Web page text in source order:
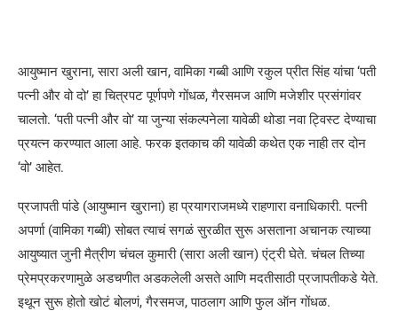
आयुष्मान खुराना, सारा अली खान, वामिका गब्बी आणि रकुल प्रीत सिंह यांचा ‘पती
पत्नी और वो दो’ हा चित्रपट पूर्णपणे गोंधळ, गैरसमज आणि मजेशीर प्रसंगांवर
चालतो. ‘पती पत्नी और वो’ या जुन्या संकल्पनेला यावेळी थोडा नवा ट्विस्ट देण्याचा
प्रयत्न करण्यात आला आहे. फरक इतकाच की यावेळी कथेत एक नाही तर दोन
‘वो’ आहेत.
प्रजापती पांडे (आयुष्मान खुराना) हा प्रयागराजमध्ये राहणारा वनाधिकारी. पत्नी
अपर्णा (वामिका गब्बी) सोबत त्याचं सगळं सुरळीत सुरू असताना अचानक त्याच्या
आयुष्यात जुनी मैत्रीण चंचल कुमारी (सारा अली खान) एंट्री घेते. चंचल तिच्या
प्रेमप्रकरणामुळे अडचणीत अडकलेली असते आणि मदतीसाठी प्रजापतीकडे येते.
इथून सुरू होतो खोटं बोलणं, गैरसमज, पाठलाग आणि फुल ऑन गोंधळ.